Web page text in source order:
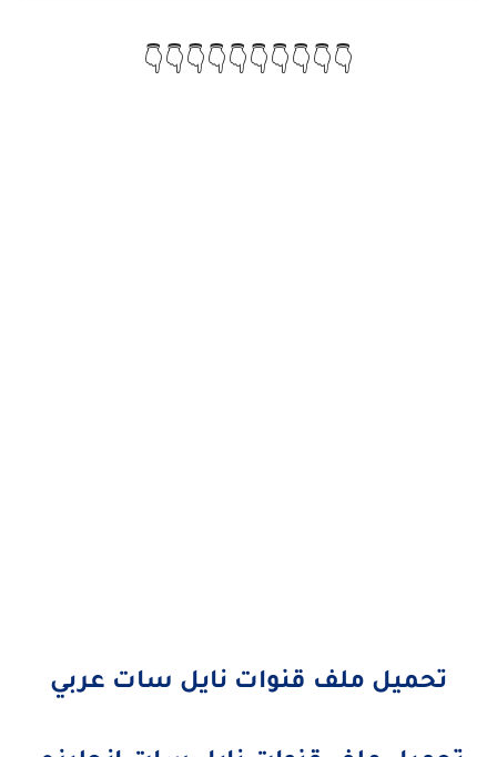
👇👇👇👇👇👇👇👇👇👇
تحميل ملف قنوات نايل سات عربي